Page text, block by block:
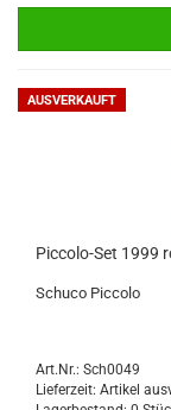
AUSVERKAUFT
Piccolo-​​Set 1999
Schu­co Pic­co­lo
Art.Nr.: Sch0049
Lieferzeit: Artikel